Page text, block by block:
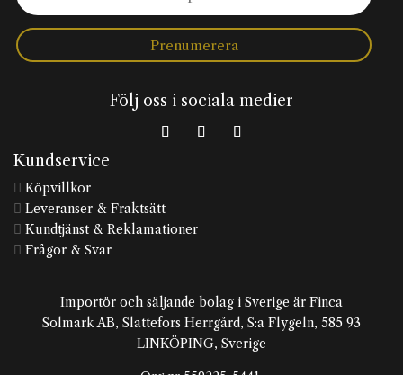
Prenumerera
Följ oss i sociala medier
Kundservice
 Köpvillkor
 Leveranser & Fraktsätt
 Kundtjänst & Reklamationer
 Frågor & Svar
Importör och säljande bolag i Sverige är Finca
Solmark AB, Slattefors Herrgård, S:a Flygeln, 585 93
LINKÖPING, Sverige